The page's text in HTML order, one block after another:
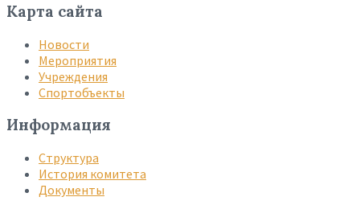
Карта сайта
Новости
Мероприятия
Учреждения
Спортобъекты
Информация
Структура
История комитета
Документы